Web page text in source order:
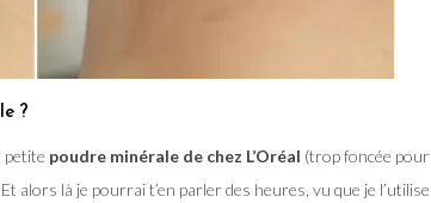
?
petite poudre minérale de chez L’Oréal (trop foncée pour
alors là je pourrai t’en parler des heures, vu que je l’utilise